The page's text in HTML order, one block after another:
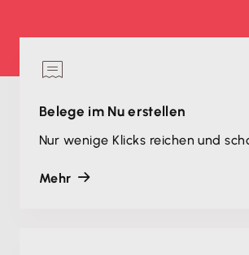
Belege im Nu erstellen
Nur wenige Klicks reichen und
Mehr